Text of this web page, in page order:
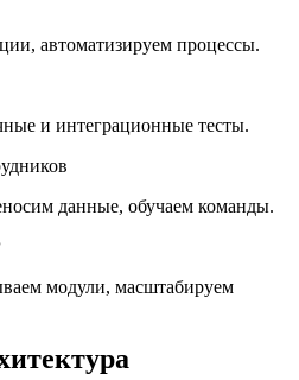
автоматизируем процессы.
и интеграционные тесты.
данные, обучаем команды.
модули, масштабируем